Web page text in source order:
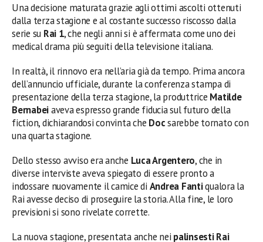
Una decisione maturata grazie agli ottimi ascolti ottenuti
dalla terza stagione e al costante successo riscosso dalla
serie su Rai 1, che negli anni si è affermata come uno dei
medical drama più seguiti della televisione italiana.
In realtà, il rinnovo era nell’aria già da tempo. Prima ancora
dell’annuncio ufficiale, durante la conferenza stampa di
presentazione della terza stagione, la produttrice Matilde
Bernabeiaveva espresso grande fiducia sul futuro della
fiction, dichiarandosi convinta che Docsarebbe tornato con
una quarta stagione.
Dello stesso avviso era anche Luca Argentero, che in
diverse interviste aveva spiegato di essere pronto a
indossare nuovamente il camice di Andrea Fantiqualora la
Rai avesse deciso di proseguire la storia. Alla fine, le loro
previsioni si sono rivelate corrette.
La nuova stagione, presentata anche nei palinsesti Rai